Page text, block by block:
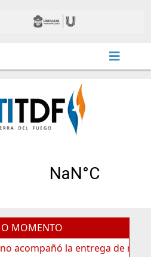
MOMENTO
la entrega de nueva